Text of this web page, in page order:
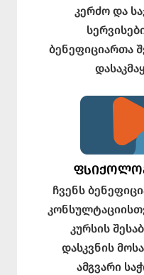
კერძო და
ბენეფიციართა
ჩვენს
კურსის
დასკვნის
ამგვარი